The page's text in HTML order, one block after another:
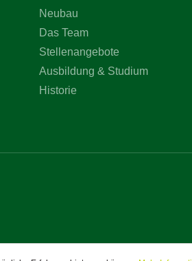
Neubau
Das Team
Stellenangebote
Ausbildung & Studium
Historie